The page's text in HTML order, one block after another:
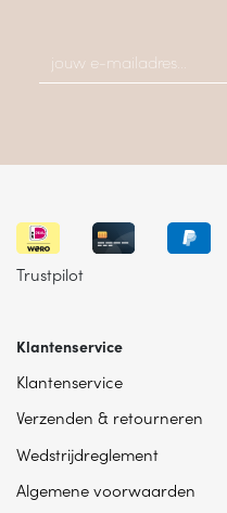
Trustpilot
Klantenservice
Klantenservice
Verzenden & retourneren
Wedstrijdreglement
Algemene voorwaarden